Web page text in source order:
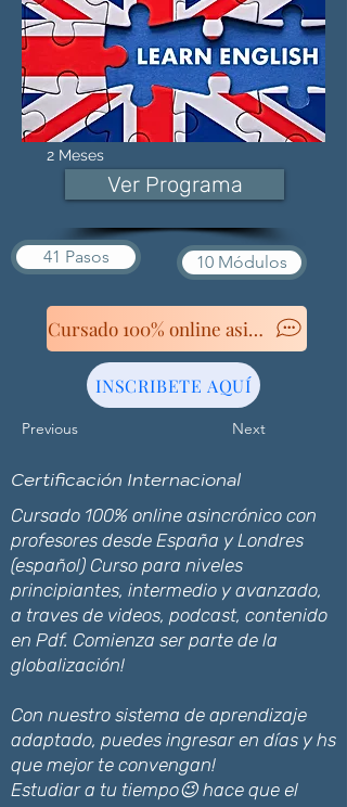
2 Meses
Ver Programa
41 Pasos 10 Módulos
INSCRIBETE AQUÍ
Previous Next
Certificación Internacional
Cursado 100% online asincrónico con
profesores desde España y Londres
(español) Curso para niveles
principiantes, intermedio y avanzado,
a traves de videos, podcast, contenido
en Pdf. Comienza ser parte de la
globalización!
Con nuestro sistema de aprendizaje
adaptado, puedes ingresar en días y hs
que mejor te convengan!
Estudiar a tu tiempo😉 hace que el